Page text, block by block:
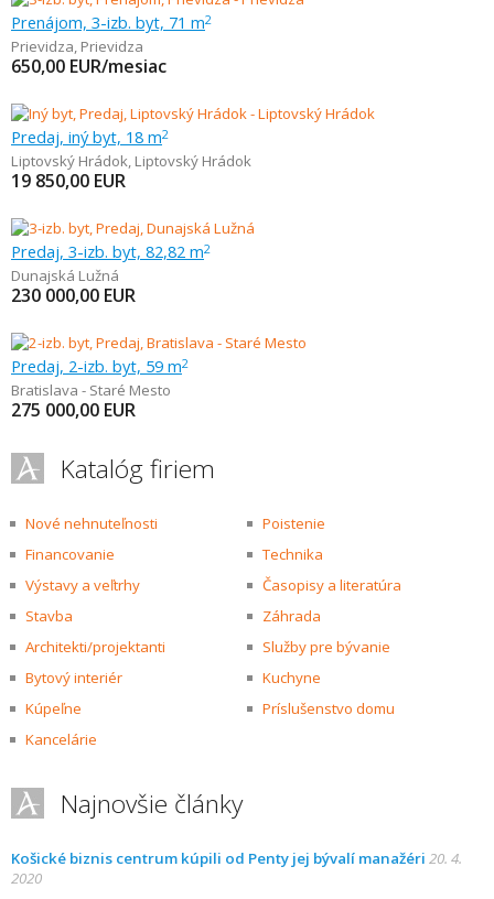
Prenájom, 3-izb. byt, 71 m2
Prievidza, Prievidza
650,00 EUR/mesiac
Predaj, iný byt, 18 m2
Liptovský Hrádok, Liptovský Hrádok
19 850,00 EUR
Predaj, 3-izb. byt, 82,82 m2
Dunajská Lužná
230 000,00 EUR
Predaj, 2-izb. byt, 59 m2
Bratislava - Staré Mesto
275 000,00 EUR
Katalóg firiem
Nové nehnuteľnosti
Poistenie
Financovanie
Technika
Výstavy a veľtrhy
Časopisy a literatúra
Stavba
Záhrada
Architekti/projektanti
Služby pre bývanie
Bytový interiér
Kuchyne
Kúpeľne
Príslušenstvo domu
Kancelárie
Najnovšie články
Košické biznis centrum kúpili od Penty jej bývalí manažéri 20. 4.
2020